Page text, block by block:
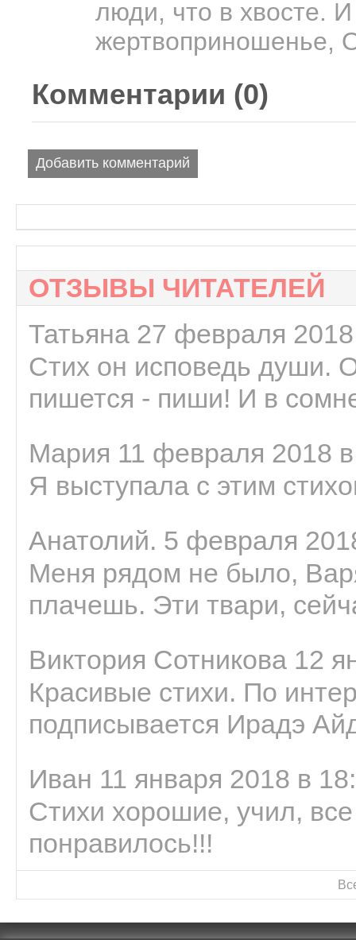
люди, что в хвосте.
жертвоприношенье,
Комментарии (0)
Добавить комментарий
ОТЗЫВЫ ЧИТАТЕЛЕЙ
Татьяна 27 февраля
Стих он исповедь души.
пишется - пиши! И в
Мария 11 февраля 2018
Я выступала с этим
Анатолий. 5 февраля
Меня рядом не было,
плачешь. Эти твари,
Виктория Сотникова 12
Красивые стихи. По
подписывается Ирадэ
Иван 11 января 2018 в
Стихи хорошие, учил,
понравилось!!!